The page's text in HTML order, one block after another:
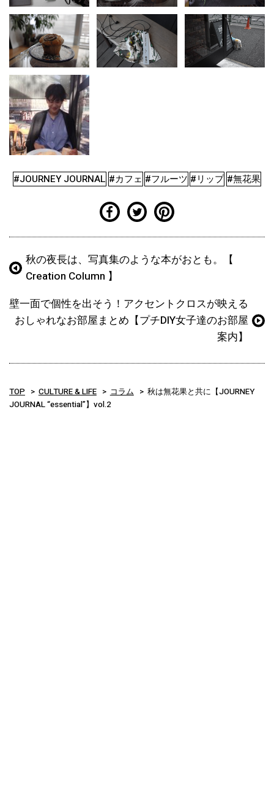
#JOURNEY JOURNAL #カフェ #フルーツ #リップ #無花果
秋の夜長は、写真集のような本がおとも。【
Creation Column 】
壁一面で個性を出そう！アクセントクロスが映える
おしゃれなお部屋まとめ【プチDIY女子達のお部屋
案内】
TOP CULTURE & LIFE コラム
秋は無花果と共に【JOURNEY
JOURNAL “essential”】vol.2